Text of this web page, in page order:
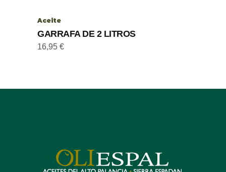
Aceite
GARRAFA DE 2 LITROS
16,95 €